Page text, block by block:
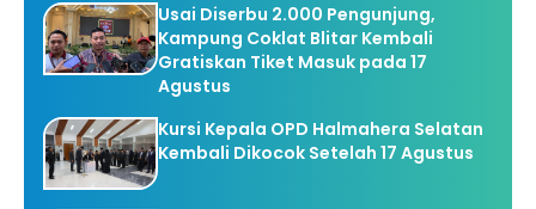
Usai Diserbu 2.000 Pengunjung,
Kampung Coklat Blitar Kembali
Gratiskan Tiket Masuk pada 17
Agustus
Kursi Kepala OPD Halmahera Selatan
Kembali Dikocok Setelah 17 Agustus